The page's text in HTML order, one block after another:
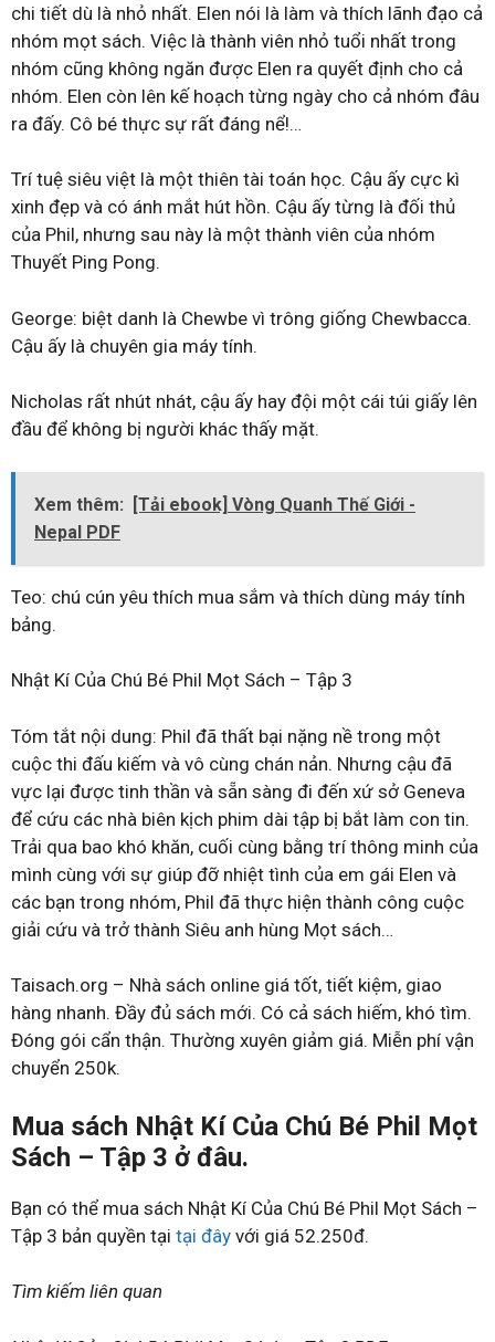
chi tiết dù là nhỏ nhất. Elen nói là làm và thích lãnh đạo cả
nhóm mọt sách. Việc là thành viên nhỏ tuổi nhất trong
nhóm cũng không ngăn được Elen ra quyết định cho cả
nhóm. Elen còn lên kế hoạch từng ngày cho cả nhóm đâu
ra đấy. Cô bé thực sự rất đáng nể!…
Trí tuệ siêu việt là một thiên tài toán học. Cậu ấy cực kì
xinh đẹp và có ánh mắt hút hồn. Cậu ấy từng là đối thủ
của Phil, nhưng sau này là một thành viên của nhóm
Thuyết Ping Pong.
George: biệt danh là Chewbe vì trông giống Chewbacca.
Cậu ấy là chuyên gia máy tính.
Nicholas rất nhút nhát, cậu ấy hay đội một cái túi giấy lên
đầu để không bị người khác thấy mặt.
Xem thêm:
[Tải ebook] Vòng Quanh Thế Giới -
Nepal PDF
Teo: chú cún yêu thích mua sắm và thích dùng máy tính
bảng.
Nhật Kí Của Chú Bé Phil Mọt Sách – Tập 3
Tóm tắt nội dung: Phil đã thất bại nặng nề trong một
cuộc thi đấu kiếm và vô cùng chán nản. Nhưng cậu đã
vực lại được tinh thần và sẵn sàng đi đến xứ sở Geneva
để cứu các nhà biên kịch phim dài tập bị bắt làm con tin.
Trải qua bao khó khăn, cuối cùng bằng trí thông minh của
mình cùng với sự giúp đỡ nhiệt tình của em gái Elen và
các bạn trong nhóm, Phil đã thực hiện thành công cuộc
giải cứu và trở thành Siêu anh hùng Mọt sách…
Taisach.org – Nhà sách online giá tốt, tiết kiệm, giao
hàng nhanh. Đầy đủ sách mới. Có cả sách hiếm, khó tìm.
Đóng gói cẩn thận. Thường xuyên giảm giá. Miễn phí vận
chuyển 250k.
Mua sách Nhật Kí Của Chú Bé Phil Mọt
Sách – Tập 3 ở đâu.
Bạn có thể mua sách Nhật Kí Của Chú Bé Phil Mọt Sách –
Tập 3 bản quyền tại tại đây với giá 52.250đ.
Tìm kiếm liên quan